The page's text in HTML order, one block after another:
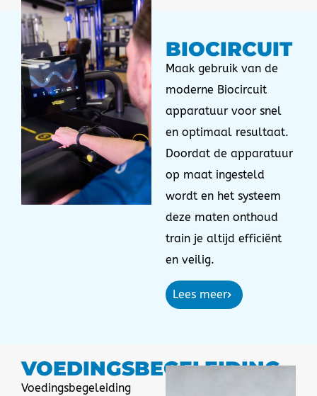
BIOCIRCUIT
Maak gebruik van de
moderne Biocircuit
apparatuur voor snel
en optimaal resultaat.
Doordat de apparatuur
op maat ingesteld
wordt en het systeem
deze maten onthoud
train je altijd efficiënt
en veilig.
Lees meer
VOEDINGSBEGELEIDING
Voedingsbegeleiding